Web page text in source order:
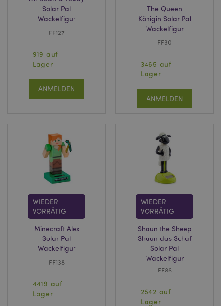
Solar Pal
Wackelfigur
FF127
919 auf
Lager
ANMELDEN
The Queen
Königin Solar Pal
Wackelfigur
FF30
3465 auf
Lager
ANMELDEN
WIEDER
VORRÄTIG
Minecraft Alex
Solar Pal
Wackelfigur
FF138
4419 auf
Lager
WIEDER
VORRÄTIG
Shaun the Sheep
Shaun das Schaf
Solar Pal
Wackelfigur
FF86
2542 auf
Lager